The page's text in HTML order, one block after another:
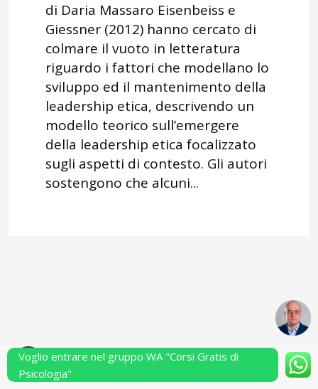
di Daria Massaro Eisenbeiss e
Giessner (2012) hanno cercato di
colmare il vuoto in letteratura
riguardo i fattori che modellano lo
sviluppo ed il mantenimento della
leadership etica, descrivendo un
modello teorico sull’emergere
della leadership etica focalizzato
sugli aspetti di contesto. Gli autori
sostengono che alcuni...
Powered by Performarsi S.a.s.
Voglio entrare nel gruppo WA "Corsi Gratis di
Psicologia"